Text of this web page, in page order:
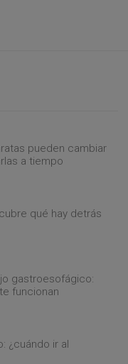
pueden cambiar
a tiempo
qué hay detrás
gastroesofágico:
funcionan
¿cuándo ir al